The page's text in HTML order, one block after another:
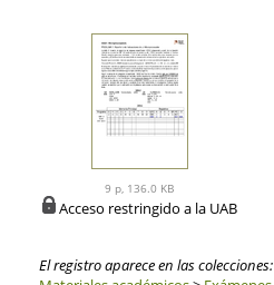
9 p, 136.0 KB
Acceso restringido a la UAB
El registro aparece en las colecciones: